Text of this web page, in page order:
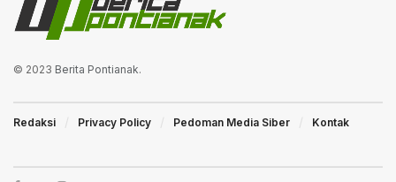
© 2023 Berita Pontianak.
Redaksi Privacy Policy Pedoman Media Siber Kontak